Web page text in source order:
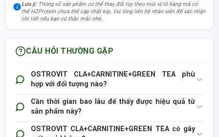
Lưu ý:Thông số sản phẩm có thể thay đổi tùy theo mùi vị/lô hàng mà có
thể HZProtein chưa thể cập nhật kịp. Vui lòng liên hệ nhân viên để xác nhận
chi tiết nếu bạn có thắc mắc nhé.
CÂU HỎI THƯỜNG GẶP
OSTROVIT CLA+CARNITINE+GREEN TEA phù
hợp với đối tượng nào?
Cần thời gian bao lâu để thấy được hiệu quả từ
sản phẩm này?
OSTROVIT CLA+CARNITINE+GREEN TEA có gây